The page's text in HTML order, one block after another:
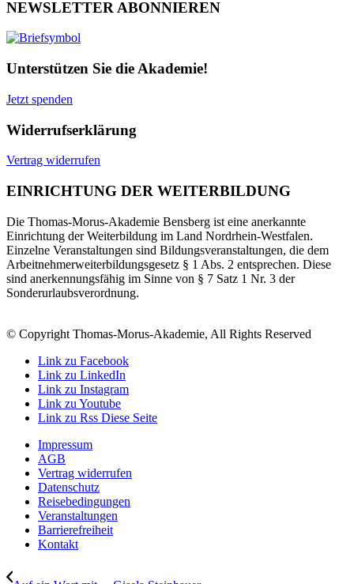
NEWSLETTER ABONNIEREN
Unterstützen Sie die Akademie!
Jetzt spenden
Widerrufserklärung
Vertrag widerrufen
EINRICHTUNG DER WEITERBILDUNG
Die Thomas-Morus-Akademie Bensberg ist eine anerkannte
Einrichtung der Weiterbildung im Land Nordrhein-Westfalen.
Einzelne Veranstaltungen sind Bildungsveranstaltungen, die dem
Arbeitnehmerweiterbildungsgesetz § 1 Abs. 2 entsprechen. Diese
sind anerkennungsfähig im Sinne von § 7 Satz 1 Nr. 3 der
Sonderurlaubsverordnung.
© Copyright Thomas-Morus-Akademie, All Rights Reserved
Link zu Facebook
Link zu LinkedIn
Link zu Instagram
Link zu Youtube
Link zu Rss Diese Seite
Impressum
AGB
Vertrag widerrufen
Datenschutz
Reisebedingungen
Veranstaltungen
Barrierefreiheit
Kontakt